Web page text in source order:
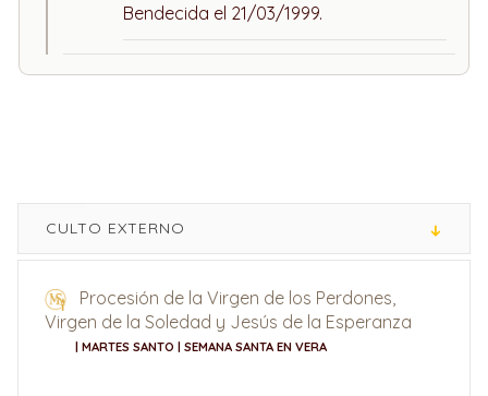
Bendecida el 21/03/1999.
CULTO EXTERNO
Procesión de la Virgen de los Perdones,
Virgen de la Soledad y Jesús de la Esperanza
| MARTES SANTO | SEMANA SANTA EN VERA